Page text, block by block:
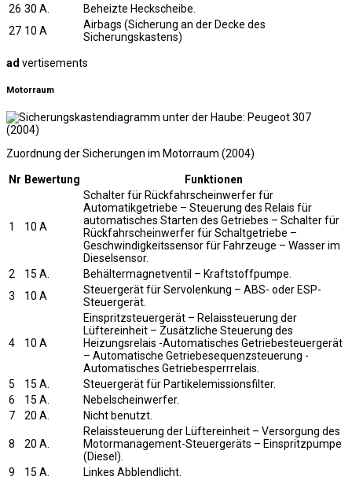
26 30 A.
Beheizte Heckscheibe.
27 10 A
Airbags (Sicherung an der Decke des
Sicherungskastens)
ad vertisements
Motorraum
Zuordnung der Sicherungen im Motorraum (2004)
Nr Bewertung Funktionen
1 10 A
Schalter für Rückfahrscheinwerfer für
Automatikgetriebe – Steuerung des Relais für
automatisches Starten des Getriebes – Schalter für
Rückfahrscheinwerfer für Schaltgetriebe –
Geschwindigkeitssensor für Fahrzeuge – Wasser im
Dieselsensor.
2
15 A.
Behältermagnetventil – Kraftstoffpumpe.
3
10 A
Steuergerät für Servolenkung – ABS- oder ESP-
Steuergerät.
4 10 A
Einspritzsteuergerät – Relaissteuerung der
Lüftereinheit – Zusätzliche Steuerung des
Heizungsrelais -Automatisches Getriebesteuergerät
– Automatische Getriebesequenzsteuerung -
Automatisches Getriebesperrrelais.
5
15 A.
Steuergerät für Partikelemissionsfilter.
6
15 A.
Nebelscheinwerfer.
7
20 A. Nicht benutzt.
8 20 A.
Relaissteuerung der Lüftereinheit – Versorgung des
Motormanagement-Steuergeräts – Einspritzpumpe
(Diesel).
9
15 A.
Linkes Abblendlicht.